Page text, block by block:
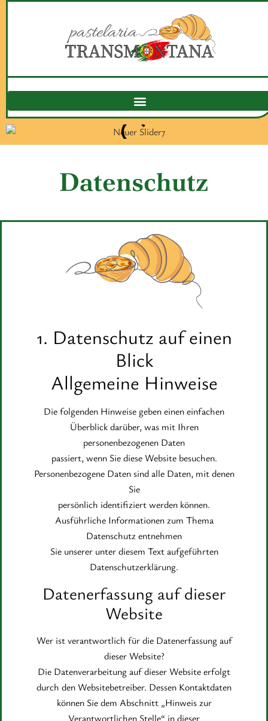
Datenschutz
1. Datenschutz auf einen
Blick
Allgemeine Hinweise
Die folgenden Hinweise geben einen einfachen
Überblick darüber, was mit Ihren
personenbezogenen Daten
passiert, wenn Sie diese Website besuchen.
Personenbezogene Daten sind alle Daten, mit denen
Sie
persönlich identifiziert werden können.
Ausführliche Informationen zum Thema
Datenschutz entnehmen
Sie unserer unter diesem Text aufgeführten
Datenschutzerklärung.
Datenerfassung auf dieser
Website
Wer ist verantwortlich für die Datenerfassung auf
dieser Website?
Die Datenverarbeitung auf dieser Website erfolgt
durch den Websitebetreiber. Dessen Kontaktdaten
können Sie dem Abschnitt „Hinweis zur
Verantwortlichen Stelle“ in dieser